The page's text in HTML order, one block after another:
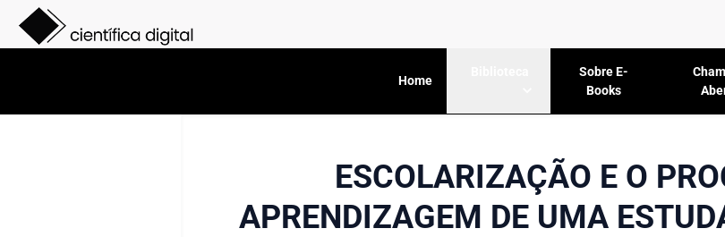
Home
Sobre E-
Books
ESCOLARIZAÇÃO E O
APRENDIZAGEM DE UMA